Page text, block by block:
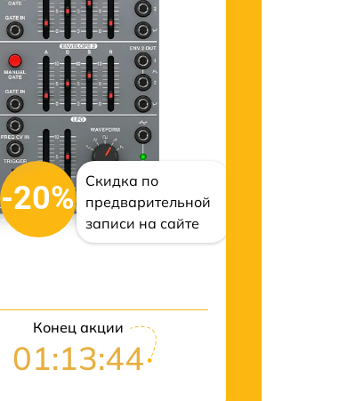
-20%
Скидка по
предварительной
записи на сайте
Конец акции
01:13:43